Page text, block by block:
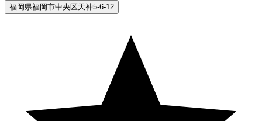
福岡県福岡市中央区天神5-6-12